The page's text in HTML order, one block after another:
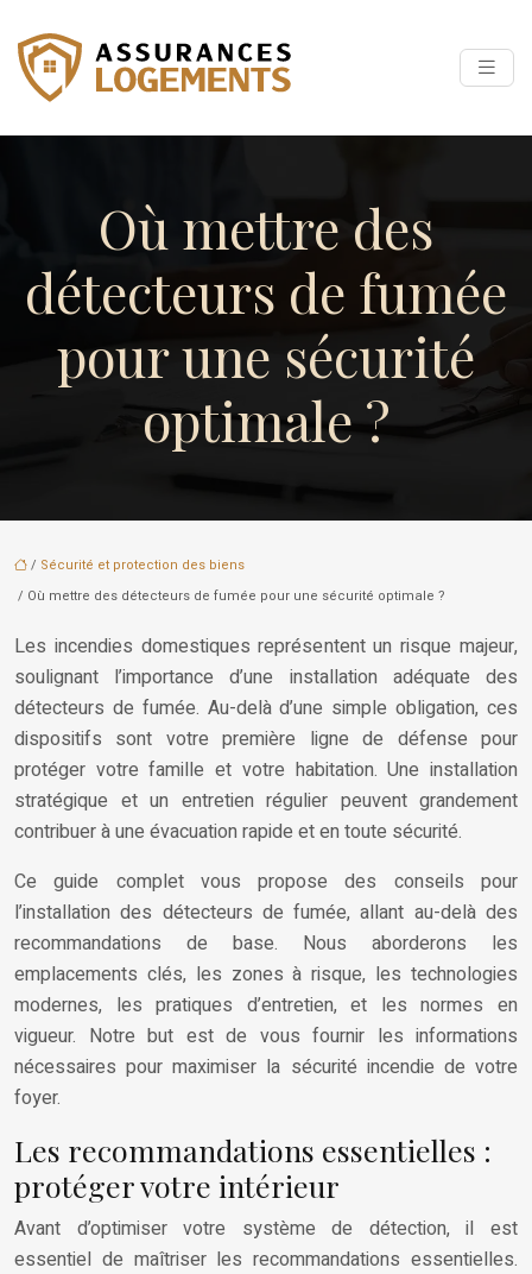
Où mettre des
détecteurs de fumée
pour une sécurité
optimale ?
/ Sécurité et protection des biens
/ Où mettre des détecteurs de fumée pour une sécurité optimale ?
Les incendies domestiques représentent un risque majeur,
soulignant l’importance d’une installation adéquate des
détecteurs de fumée. Au-delà d’une simple obligation, ces
dispositifs sont votre première ligne de défense pour
protéger votre famille et votre habitation. Une installation
stratégique et un entretien régulier peuvent grandement
contribuer à une évacuation rapide et en toute sécurité.
Ce guide complet vous propose des conseils pour
l’installation des détecteurs de fumée, allant au-delà des
recommandations de base. Nous aborderons les
emplacements clés, les zones à risque, les technologies
modernes, les pratiques d’entretien, et les normes en
vigueur. Notre but est de vous fournir les informations
nécessaires pour maximiser la sécurité incendie de votre
foyer.
Les recommandations essentielles :
protéger votre intérieur
Avant d’optimiser votre système de détection, il est
essentiel de maîtriser les recommandations essentielles.